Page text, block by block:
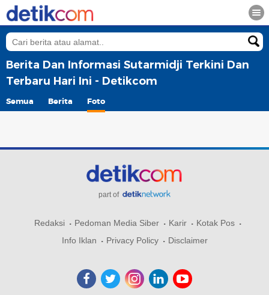
Berita Dan Informasi Sutarmidji Terkini Dan
Terbaru Hari Ini - Detikcom
Semua Berita Foto
part of
Redaksi Pedoman Media Siber Karir
Kotak Pos
Info Iklan
Privacy Policy Disclaimer